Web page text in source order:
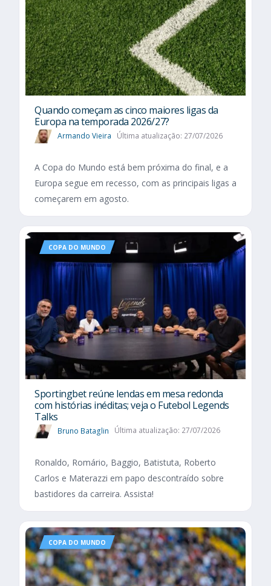
Quando começam as cinco maiores ligas da
Europa na temporada 2026/27?
Armando Vieira Última atualização: 27/07/2026
A Copa do Mundo está bem próxima do final, e a
Europa segue em recesso, com as principais ligas a
começarem em agosto.
COPA DO MUNDO
Sportingbet reúne lendas em mesa redonda
com histórias inéditas; veja o Futebol Legends
Talks
Bruno Bataglin Última atualização: 27/07/2026
Ronaldo, Romário, Baggio, Batistuta, Roberto
Carlos e Materazzi em papo descontraído sobre
bastidores da carreira. Assista!
COPA DO MUNDO